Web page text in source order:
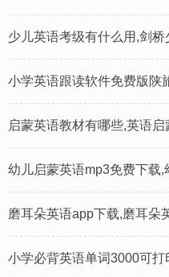
少儿英语考级有什么用,剑
小学英语跟读软件免费版陕
启蒙英语教材有哪些,英语启
幼儿启蒙英语mp3免费下载,
磨耳朵英语app下载,磨耳朵
小学必背英语单词3000可